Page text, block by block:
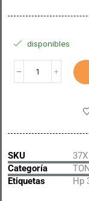
disponibles
SKU
37X
Categoría
Etiquetas
Hp